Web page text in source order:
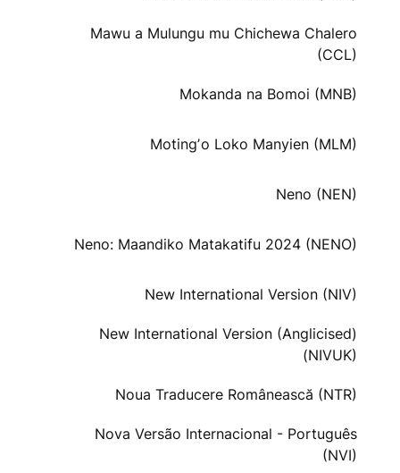
Mawu a Mulungu mu Chichewa Chalero
(CCL)
Mokanda na Bomoi (MNB)
Motingʼo Loko Manyien (MLM)
Neno (NEN)
Neno: Maandiko Matakatifu 2024 (NENO)
New International Version (NIV)
New International Version (Anglicised)
(NIVUK)
Noua Traducere Românească (NTR)
Nova Versão Internacional - Português
(NVI)